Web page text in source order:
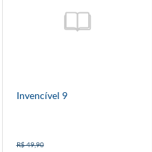
Invencível 9
R$ 49,90